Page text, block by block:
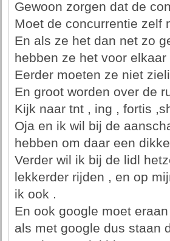
Gewoon zorgen dat de
Moet de concurrentie zelf
En als ze het dan net zo
hebben ze het voor elkaar
Eerder moeten ze niet
En groot worden over de
Kijk naar tnt , ing , fortis
Oja en ik wil bij de
hebben om daar een
Verder wil ik bij de lidl
lekkerder rijden , en op
ik ook .
En ook google moet
als met google dus staan